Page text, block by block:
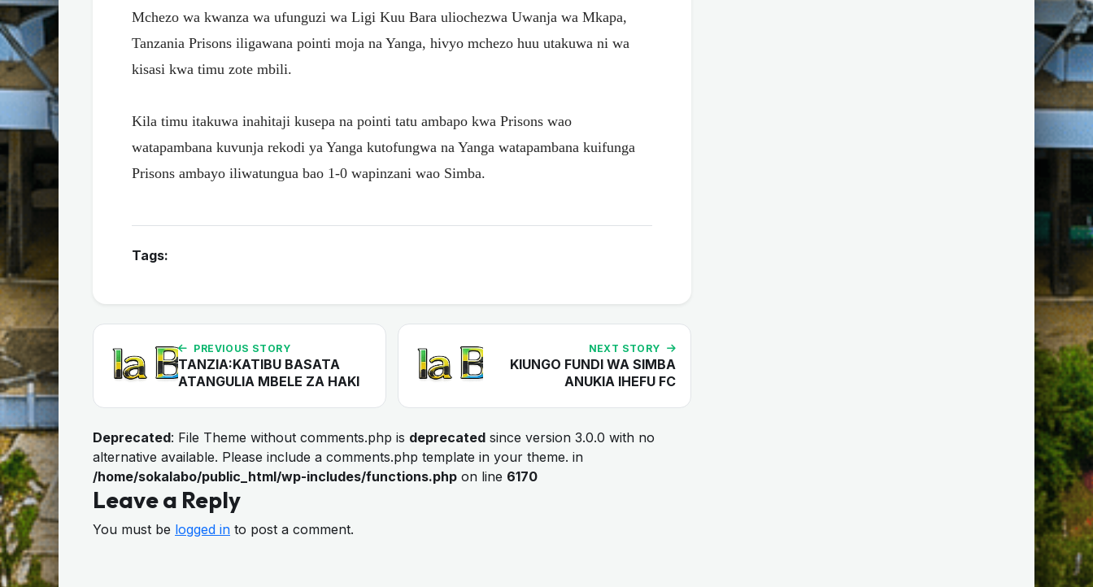
Mchezo wa kwanza wa ufunguzi wa Ligi Kuu Bara uliochezwa Uwanja wa Mkapa,
Tanzania Prisons iligawana pointi moja na Yanga, hivyo mchezo huu utakuwa ni wa
kisasi kwa timu zote mbili.
Kila timu itakuwa inahitaji kusepa na pointi tatu ambapo kwa Prisons wao
watapambana kuvunja rekodi ya Yanga kutofungwa na Yanga watapambana kuifunga
Prisons ambayo iliwatungua bao 1-0 wapinzani wao Simba.
Tags:
PREVIOUS STORY
TANZIA:KATIBU BASATA
ATANGULIA MBELE ZA HAKI
NEXT STORY
KIUNGO FUNDI WA SIMBA
ANUKIA IHEFU FC
Deprecated: File Theme without comments.php is deprecated since version 3.0.0 with no
alternative available. Please include a comments.php template in your theme. in
/home/sokalabo/public_html/wp-includes/functions.php on line 6170
Leave a Reply
You must be logged in to post a comment.